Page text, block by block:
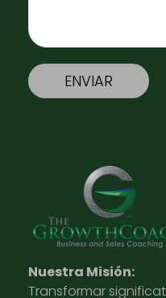
Nuestra Misión:
Transformar